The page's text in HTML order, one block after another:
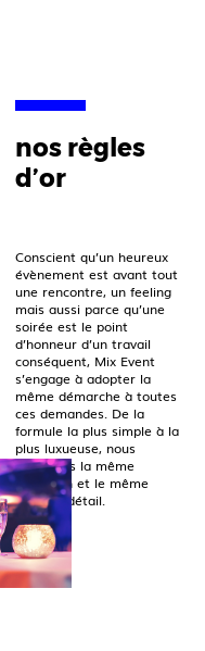
nos règles
d’or
Conscient qu’un heureux
évènement est avant tout
une rencontre, un feeling
mais aussi parce qu’une
soirée est le point
d’honneur d’un travail
conséquent, Mix Event
s’engage à adopter la
même démarche à toutes
ces demandes. De la
formule la plus simple à la
plus luxueuse, nous
porterons la même
attention et le même
sens du détail.